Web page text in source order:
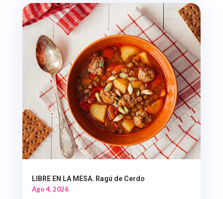
LIBRE EN LA MESA. Ragú de Cerdo
Ago 4, 2026